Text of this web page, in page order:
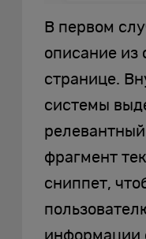
В первом
описание из
странице.
системы
фрагмент
сниппет,